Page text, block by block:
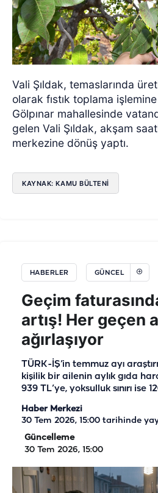
Vali Şıldak, temaslarında
olarak fıstık toplama
Gölpınar mahallesinde
gelen Vali Şıldak, akşam
merkezine dönüş yaptı.
KAYNAK: KAMU BÜLTENI
HABERLER GÜNCEL
Geçim
artış! Her geçen
ağırlaşıyor
TÜRK-İŞ’in temmuz ayı
kişilik bir ailenin aylık gıda
939 TL’ye, yoksulluk sınırı ise
Haber Merkezi
30 Tem 2026, 15:00 tarihinde
Güncelleme
30 Tem 2026, 15:00